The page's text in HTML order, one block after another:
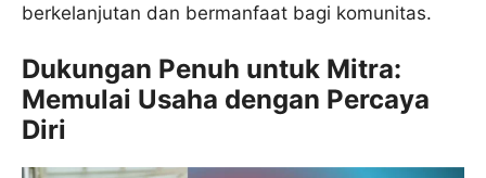
berkelanjutan dan bermanfaat bagi komunitas.
Dukungan Penuh untuk Mitra:
Memulai Usaha dengan Percaya
Diri